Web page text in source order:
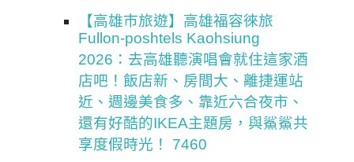
【高雄市旅遊】高雄福容徠旅
Fullon-poshtels Kaohsiung
2026：去高雄聽演唱會就住這家酒
店吧！飯店新、房間大、離捷運站
近、週邊美食多、靠近六合夜市、
還有好酷的IKEA主題房，與鯊鯊共
享度假時光！ 7460